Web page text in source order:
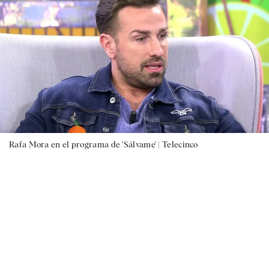
Rafa Mora en el programa de 'Sálvame' |Telecinco